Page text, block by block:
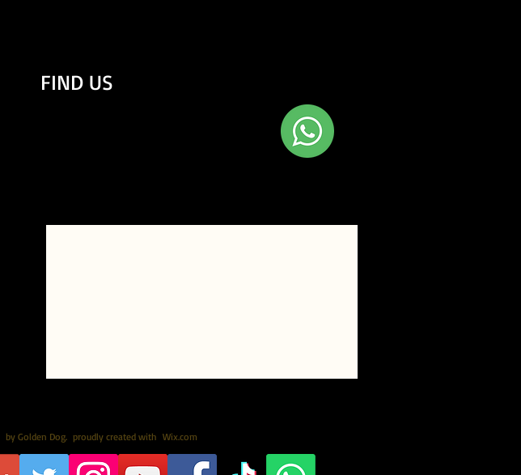
FIND US
by Golden Dog. proudly created with Wix.com